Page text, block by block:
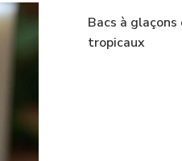
Bacs à
tropicaux